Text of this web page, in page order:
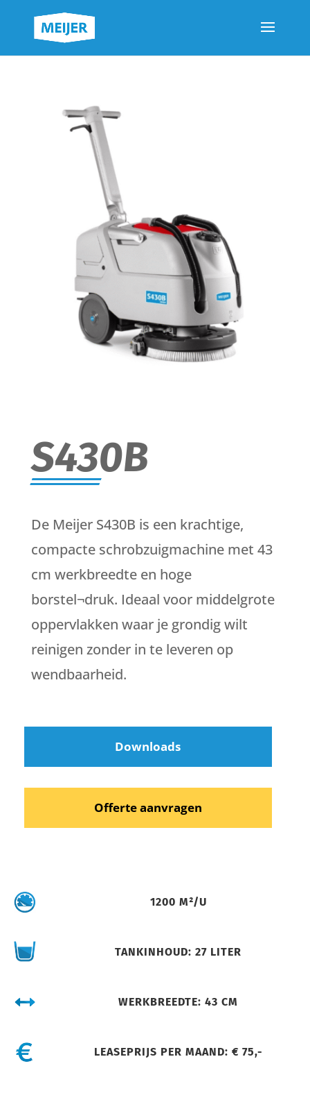
S430B
De Meijer S430B is een krachtige,
compacte schrobzuigmachine met 43
cm werkbreedte en hoge
borstel¬druk. Ideaal voor middelgrote
oppervlakken waar je grondig wilt
reinigen zonder in te leveren op
wendbaarheid.
Downloads
Offerte aanvragen
1200 M²/U
TANKINHOUD: 27 LITER
WERKBREEDTE: 43 CM
LEASEPRIJS PER MAAND: € 75,-